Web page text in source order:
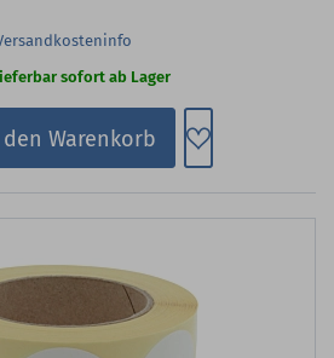
sofort ab Lager
Warenkorb Zum